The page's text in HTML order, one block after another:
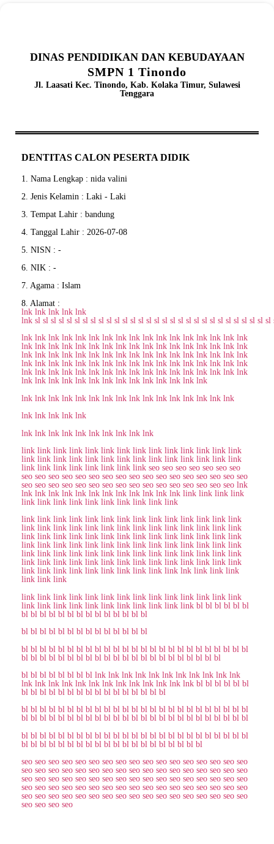
DINAS PENDIDIKAN DAN KEBUDAYAAN
SMPN 1 Tinondo
Jl. Laasati Kec. Tinondo, Kab. Kolaka Timur, Sulawesi
Tenggara
DENTITAS CALON PESERTA DIDIK
1. Nama Lengkap : nida valini
2. Jenis Kelamin : Laki - Laki
3. Tempat Lahir : bandung
4. Tanggal Lahir : 2026-07-08
5. NISN : -
6. NIK : -
7. Agama : Islam
8. Alamat :
lnk lnk lnk lnk lnk
lnk sl sl sl sl sl sl sl sl sl sl sl sl sl sl sl sl sl sl sl sl sl sl sl sl sl sl sl sl sl sl
lnk lnk lnk lnk lnk lnk lnk lnk lnk lnk lnk lnk lnk lnk lnk lnk lnk
lnk lnk lnk lnk lnk lnk lnk lnk lnk lnk lnk lnk lnk lnk lnk lnk lnk
lnk lnk lnk lnk lnk lnk lnk lnk lnk lnk lnk lnk lnk lnk lnk lnk lnk
lnk lnk lnk lnk lnk lnk lnk lnk lnk lnk lnk lnk lnk lnk lnk lnk lnk
lnk lnk lnk lnk lnk lnk lnk lnk lnk lnk lnk lnk lnk lnk lnk lnk lnk
lnk lnk lnk lnk lnk lnk lnk lnk lnk lnk lnk lnk lnk lnk
lnk lnk lnk lnk lnk lnk lnk lnk lnk lnk lnk lnk lnk lnk lnk lnk
lnk lnk lnk lnk lnk
lnk lnk lnk lnk lnk lnk lnk lnk lnk lnk
link link link link link link link link link link link link link link
link link link link link link link link link link link link link link
link link link link link link link link seo seo seo seo seo seo seo
seo seo seo seo seo seo seo seo seo seo seo seo seo seo seo seo seo
seo seo seo seo seo seo seo seo seo seo seo seo seo seo seo seo lnk
lnk lnk lnk lnk lnk lnk lnk lnk lnk lnk lnk lnk link link link link
link link link link link link link link link link
link link link link link link link link link link link link link link
link link link link link link link link link link link link link link
link link link link link link link link link link link link link link
link link link link link link link link link link link link link link
link link link link link link link link link link link link link link
link link link link link link link link link link link link link link
link link link link link link link link link link lnk link link link
link link link
link link link link link link link link link link link link link link
link link link link link link link link link link link bl bl bl bl bl bl
bl bl bl bl bl bl bl bl bl bl bl bl bl bl
bl bl bl bl bl bl bl bl bl bl bl bl bl bl
bl bl bl bl bl bl bl bl bl bl bl bl bl bl bl bl bl bl bl bl bl bl bl bl bl
bl bl bl bl bl bl bl bl bl bl bl bl bl bl bl bl bl bl bl bl bl bl
bl bl bl bl bl bl bl bl lnk lnk lnk lnk lnk lnk lnk lnk lnk lnk lnk
lnk lnk lnk lnk lnk lnk lnk lnk lnk lnk lnk lnk lnk bl bl bl bl bl bl
bl bl bl bl bl bl bl bl bl bl bl bl bl bl bl bl
bl bl bl bl bl bl bl bl bl bl bl bl bl bl bl bl bl bl bl bl bl bl bl bl bl
bl bl bl bl bl bl bl bl bl bl bl bl bl bl bl bl bl bl bl bl bl bl bl bl bl
bl bl bl bl bl bl bl bl bl bl bl bl bl bl bl bl bl bl bl bl bl bl bl bl bl
bl bl bl bl bl bl bl bl bl bl bl bl bl bl bl bl bl bl bl bl
seo seo seo seo seo seo seo seo seo seo seo seo seo seo seo seo seo
seo seo seo seo seo seo seo seo seo seo seo seo seo seo seo seo seo
seo seo seo seo seo seo seo seo seo seo seo seo seo seo seo seo seo
seo seo seo seo seo seo seo seo seo seo seo seo seo seo seo seo seo
seo seo seo seo seo seo seo seo seo seo seo seo seo seo seo seo seo
seo seo seo seo